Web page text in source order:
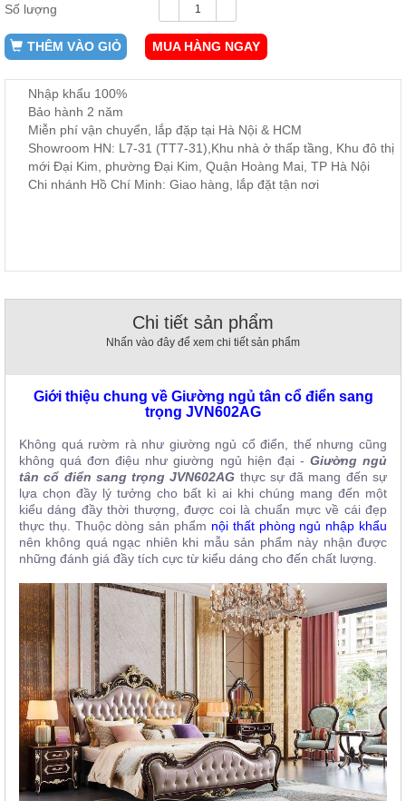
Bàn
ban
công,
đu,
Phụ
Kiện
Trang
Nội
Nội
Số lượng
THÊM VÀO GIỎ MUA HÀNG NGAY
Nhập khẩu 100%
Bảo hành 2 năm
Miễn phí vận chuyển, lắp đặp tại Hà Nội & HCM
Showroom HN: L7-31 (TT7-31),Khu nhà ở thấp tầng, Khu đô thị
mới Đại Kim, phường Đại Kim, Quận Hoàng Mai, TP Hà Nội
Chi nhánh Hồ Chí Minh: Giao hàng, lắp đặt tận nơi
Chi tiết sản phẩm
Nhấn vào đây để xem chi tiết sản phẩm
Giới thiệu chung về Giường ngủ tân cổ điển sang
trọng JVN602AG
Không quá rườm rà như giường ngủ cổ điển, thế nhưng cũng
không quá đơn điệu như giường ngủ hiện đại - Giường ngủ
tân cổ điển sang trọng JVN602AG thực sự đã mang đến sự
lựa chọn đầy lý tưởng cho bất kì ai khi chúng mang đến một
kiểu dáng đầy thời thượng, được coi là chuẩn mực về cái đẹp
thực thụ. Thuộc dòng sản phẩm nội thất phòng ngủ nhập khẩu
nên không quá ngạc nhiên khi mẫu sản phẩm này nhận được
những đánh giá đầy tích cực từ kiểu dáng cho đến chất lượng.